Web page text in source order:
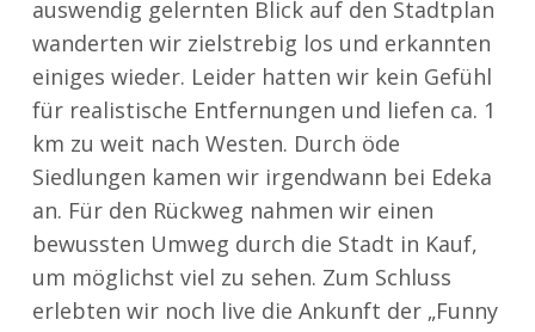
auswendig gelernten Blick auf den Stadtplan
wanderten wir zielstrebig los und erkannten
einiges wieder. Leider hatten wir kein Gefühl
für realistische Entfernungen und liefen ca. 1
km zu weit nach Westen. Durch öde
Siedlungen kamen wir irgendwann bei Edeka
an. Für den Rückweg nahmen wir einen
bewussten Umweg durch die Stadt in Kauf,
um möglichst viel zu sehen. Zum Schluss
erlebten wir noch live die Ankunft der „Funny